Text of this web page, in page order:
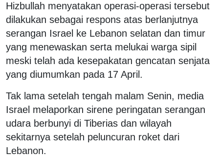
Hizbullah menyatakan operasi-operasi tersebut
dilakukan sebagai respons atas berlanjutnya
serangan Israel ke Lebanon selatan dan timur
yang menewaskan serta melukai warga sipil
meski telah ada kesepakatan gencatan senjata
yang diumumkan pada 17 April.
Tak lama setelah tengah malam Senin, media
Israel melaporkan sirene peringatan serangan
udara berbunyi di Tiberias dan wilayah
sekitarnya setelah peluncuran roket dari
Lebanon.